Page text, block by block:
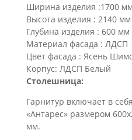
Ширина изделия :1700 мм
Высота изделия : 2140 мм
Глубина изделия : 600 мм
Материал фасада : ЛДСП
Цвет фасада : Ясень
Корпус: ЛДСП Белый
Столешница:
Гарнитур включает в
«Антарес» размером
мм.